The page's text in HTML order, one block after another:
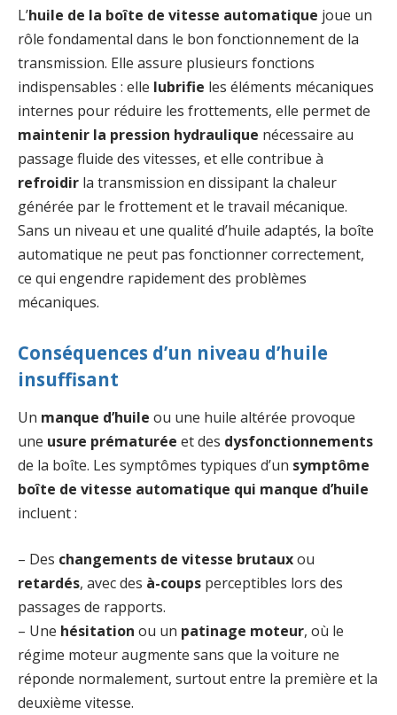
L’huile de la boîte de vitesse automatique joue un
rôle fondamental dans le bon fonctionnement de la
transmission. Elle assure plusieurs fonctions
indispensables : elle lubrifie les éléments mécaniques
internes pour réduire les frottements, elle permet de
maintenir la pression hydraulique nécessaire au
passage fluide des vitesses, et elle contribue à
refroidir la transmission en dissipant la chaleur
générée par le frottement et le travail mécanique.
Sans un niveau et une qualité d’huile adaptés, la boîte
automatique ne peut pas fonctionner correctement,
ce qui engendre rapidement des problèmes
mécaniques.
Conséquences d’un niveau d’huile
insuffisant
Un manque d’huile ou une huile altérée provoque
une usure prématurée et des dysfonctionnements
de la boîte. Les symptômes typiques d’un symptôme
boîte de vitesse automatique qui manque d’huile
incluent :
– Des changements de vitesse brutauxou
retardés, avec des à-coups perceptibles lors des
passages de rapports.
– Une hésitation ou un patinage moteur, où le
régime moteur augmente sans que la voiture ne
réponde normalement, surtout entre la première et la
deuxième vitesse.